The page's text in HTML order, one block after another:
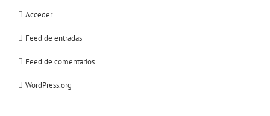
Acceder
Feed de entradas
Feed de comentarios
WordPress.org